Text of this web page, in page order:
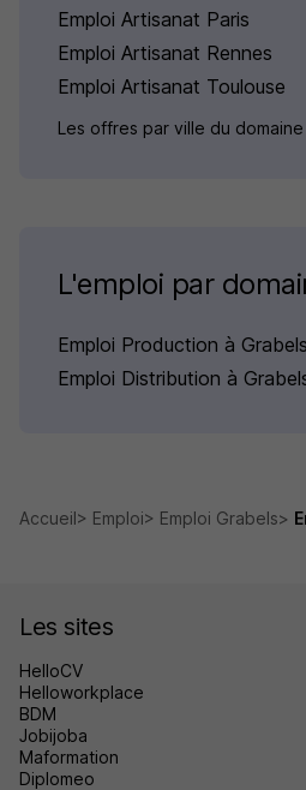
Emploi Artisanat Paris
Emploi Artisanat Rennes
Emploi Artisanat Toulouse
Les offres par ville du
L'emploi par
Emploi Production à Grabels
Emploi Distribution à
Accueil Emploi Emploi Grabels
Les sites
HelloCV
Helloworkplace
BDM
Jobijoba
Maformation
Diplomeo